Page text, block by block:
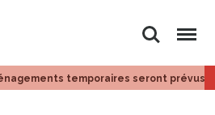
Rechercher
Menu
temporaires seront prévus